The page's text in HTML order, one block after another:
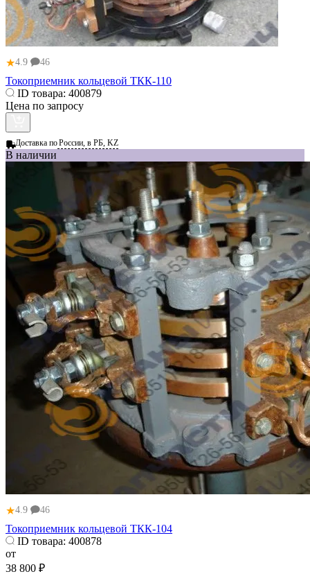
★4.9 46
Токоприемник кольцевой ТКК-110
ID товара: 400879
Цена по запросу
Доставка поРоссии, в РБ, KZ
В наличии
★4.9 46
Токоприемник кольцевой ТКК-104
ID товара: 400878
от
38 800 ₽